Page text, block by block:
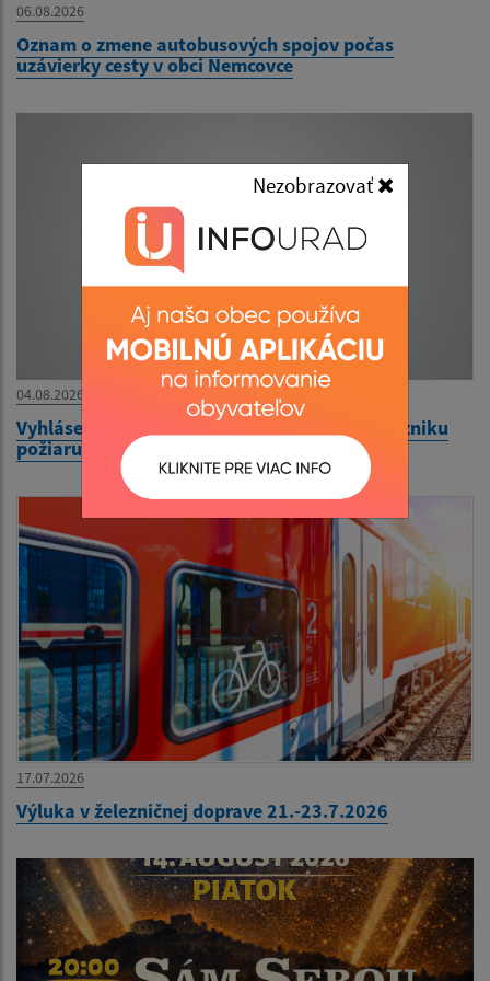
Nezobrazovať
06.08.2026
Oznam o zmene autobusových spojov počas
uzávierky cesty v obci Nemcovce
04.08.2026
Vyhlásenie času zvýšeného nebezpečenstva vzniku
požiaru
17.07.2026
Výluka v železničnej doprave 21.-23.7.2026